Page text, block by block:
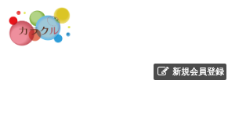
新規会員登録